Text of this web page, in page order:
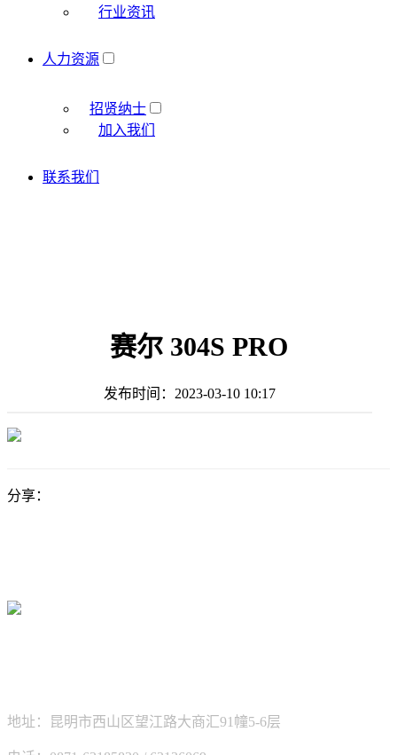
行业资讯
人力资源
招贤纳士
加入我们
联系我们
赛尔 304S PRO
发布时间： 2023-03-10 10:17
分享：
地址：昆明市西山区望江路大商汇91幢5-6层